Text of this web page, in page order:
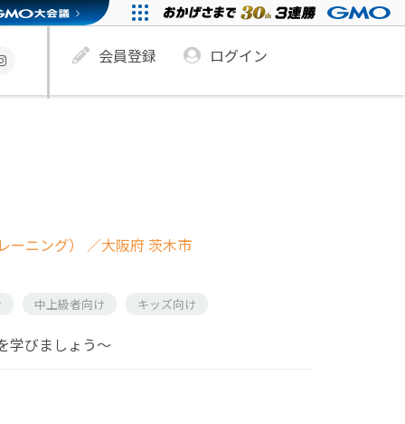
会員登録 ログイン
ニング） ／大阪府 茨木市
中上級者向け キッズ向け
学びましょう〜